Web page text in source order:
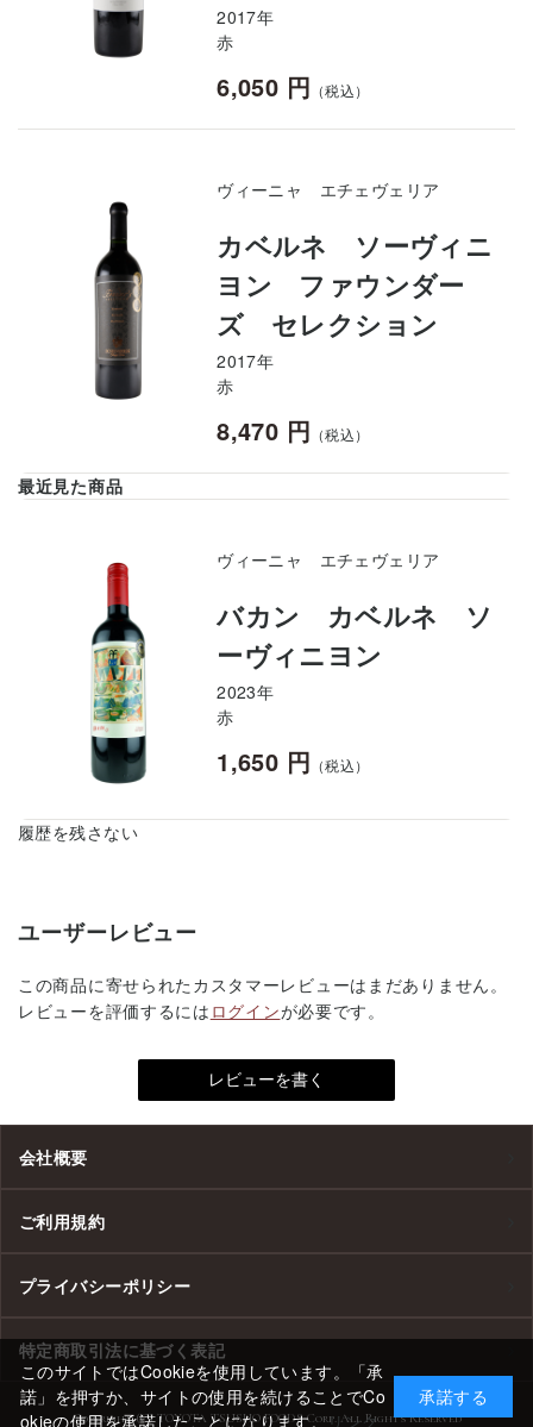
2017年
赤
6,050 円 （税込）
ヴィーニャ エチェヴェリア
カベルネ ソーヴィニ
ヨン ファウンダー
ズ セレクション
2017年
赤
8,470 円 （税込）
最近見た商品
ヴィーニャ エチェヴェリア
バカン カベルネ ソ
ーヴィニヨン
2023年
赤
1,650 円 （税込）
履歴を残さない
ユーザーレビュー
この商品に寄せられたカスタマーレビューはまだありません。
レビューを評価するには ログインが必要です。
会社概要
ご利用規約
プライバシーポリシー
特定商取引法に基づく表記
Copyright (C) TOYOTA TSUSHO FOODS Corp. All Rights Reserved
このサイトではCookieを使用しています。「承
諾」を押すか、サイトの使用を続けることでCo
okieの使用を承諾したことになります。リンク
承諾する